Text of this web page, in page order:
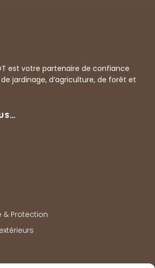
est votre partenaire de confiance
jardinage, d’agriculture, de forêt et
& Protection